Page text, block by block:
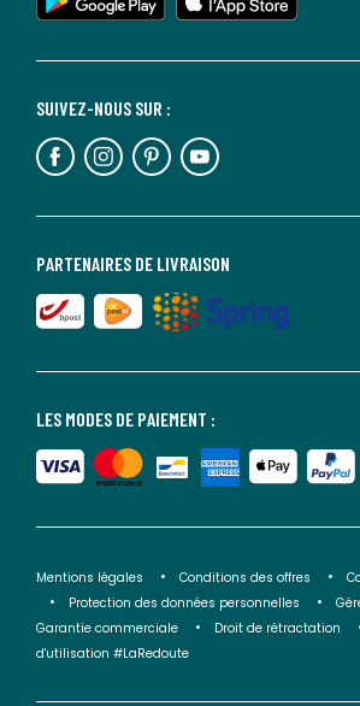
LES MODES DE PAIEMENT :
PARTENAIRES DE LIVRAISON
SUIVEZ-NOUS SUR :
Mentions légales Conditions des offres
Protection des données personnelles
Garantie commerciale
Droit de rétractation
d'utilisation #LaRedoute